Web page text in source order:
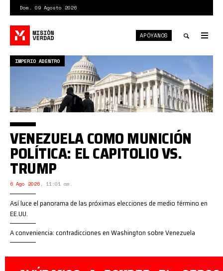
contenido
principal
Dom. 09 Agosto 2026
Toggle
search
APÓYANOS
IMPERIO ADENTRO
VENEZUELA COMO MUNICIÓN
POLÍTICA: EL CAPITOLIO VS.
TRUMP
6 Ago 2026, 11:01 am.
Así luce el panorama de las próximas elecciones de medio término en
EE.UU.
A conveniencia: contradicciones en Washington sobre Venezuela